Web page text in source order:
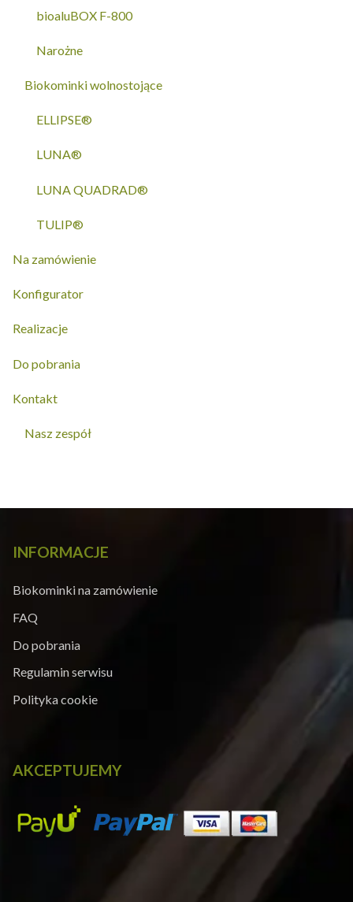
bioaluBOX F-800
Narożne
Biokominki wolnostojące
ELLIPSE®
LUNA®
LUNA QUADRAD®
TULIP®
Na zamówienie
Konfigurator
Realizacje
Do pobrania
Kontakt
Nasz zespół
INFORMACJE
Biokominki na zamówienie
FAQ
Do pobrania
Regulamin serwisu
Polityka cookie
AKCEPTUJEMY